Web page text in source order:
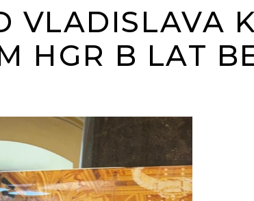
VLADISLAVA
HGR B LAT